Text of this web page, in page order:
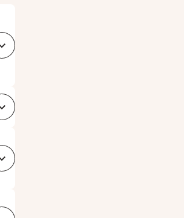
Sluit 43866fc1-d1a3-4b94-ac9c-f0c89890241e
Sluit 5f063a36-1c83-4aed-8540-d70d413faac9
Sluit 07d5199d-64cd-4f8c-bfba-ab55c8bc3454